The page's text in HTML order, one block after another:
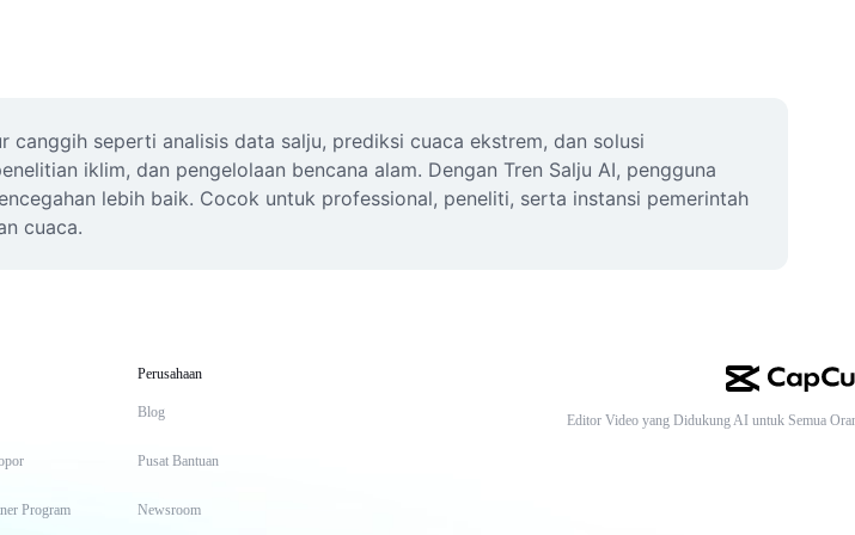
seperti analisis data salju, prediksi cuaca ekstrem, dan solusi
iklim, dan pengelolaan bencana alam. Dengan Tren Salju AI, pengguna
lebih baik. Cocok untuk professional, peneliti, serta instansi pemerintah
cuaca.
Program
Perusahaan
Blog
Pusat Bantuan
Newsroom
Editor Video yang Didukung AI untuk Semua